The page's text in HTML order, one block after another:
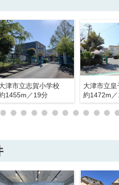
津市立志賀小学校
1455m／19分
大津市立
約1472m